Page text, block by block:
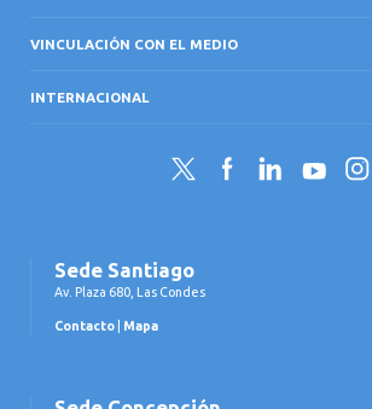
VINCULACIÓN CON EL MEDIO
INTERNACIONAL
Twitter FacebookLinkedInYouTube
Sede Santiago
Av. Plaza 680, Las Condes
Contacto Mapa